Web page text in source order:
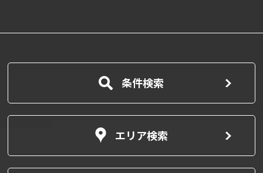
条件検索
エリア検索